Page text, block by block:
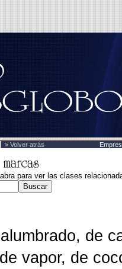
» Volver atrás
para ver las clases
de
vapor, de